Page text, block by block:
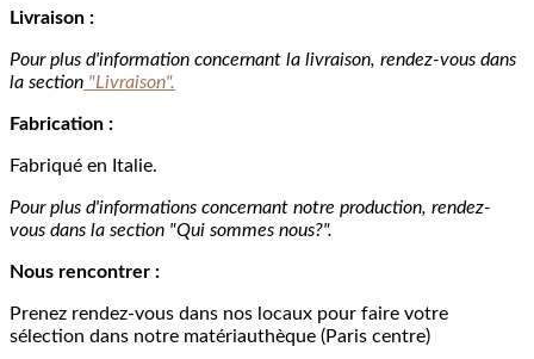
Livraison :
Pour plus d'information concernant la livraison, rendez-vous dans
la section "Livraison".
Fabrication :
Fabriqué en Italie.
Pour plus d'informations concernant notre production, rendez-
vous dans la section "Qui sommes nous?".
Nous rencontrer :
Prenez rendez-vous dans nos locaux pour faire votre
sélection dans notre matériauthèque (Paris centre)